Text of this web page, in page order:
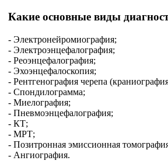
Какие основные виды
- Электронейромиография;
- Электроэнцефалография;
- Реоэнцефалография;
- Эхоэнцефалоскопия;
- Рентгенография черепа
- Спондилограмма;
- Миелография;
- Пневмоэнцефалография;
- КТ;
- МРТ;
- Позитронная эмиссионная
- Ангиография.